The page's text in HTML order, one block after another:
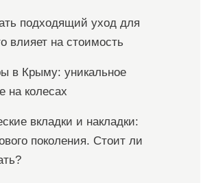
подходящий уход для
влияет на стоимость
в Крыму: уникальное
на колесах
вкладки и накладки:
поколения. Стоит ли